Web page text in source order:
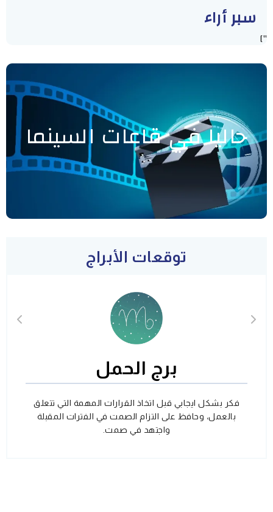
سبر أراء
"]
حاليا في قاعات السينما
توقعات الأبراج
برج الحمل
فكر بشكل ايجابي قبل اتخاذ القرارات المهمة التي تتعلق
بالعمل، وحافظ على التزام الصمت في الفترات المقبلة
واجتهد في صمت.